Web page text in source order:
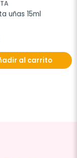
uñas 15ml
al carrito